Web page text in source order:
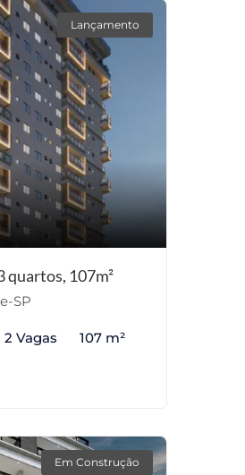
Lançamento
quartos, 107m²
SP
2 Vagas 107 m²
Em Construção